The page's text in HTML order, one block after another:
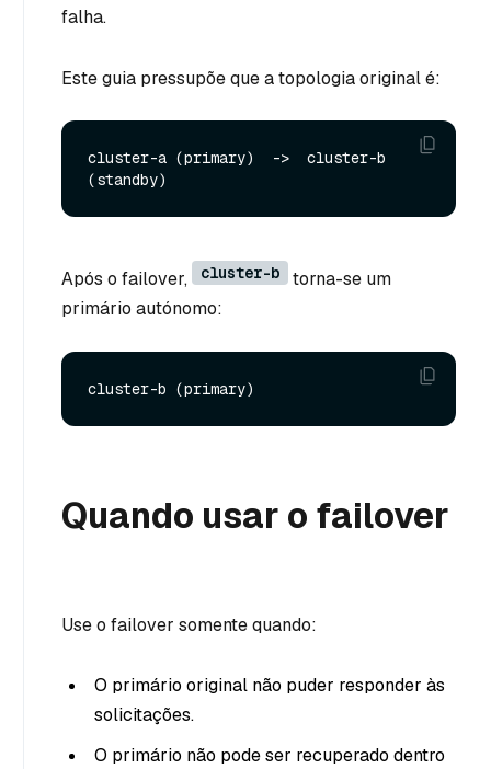
falha.
Este guia pressupõe que a topologia original é:
cluster-a (primary)  ->  cluster-b
Após o failover, cluster-b
torna-se um
primário autónomo:
Quando usar o failover
Use o failover somente quando:
O primário original não puder responder às
solicitações.
O primário não pode ser recuperado dentro